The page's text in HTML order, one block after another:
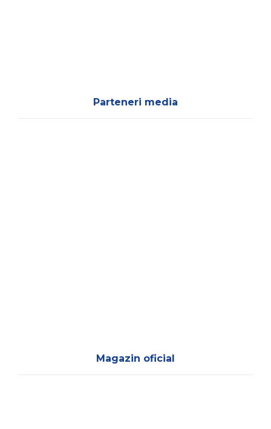
Parteneri media
Magazin oficial